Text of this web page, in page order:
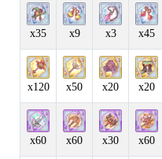
x35 x9 x3 x45
x120 x50 x20 x20
x60 x60 x30 x60